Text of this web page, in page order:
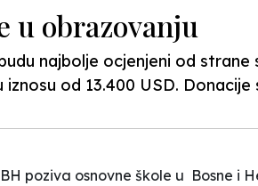
u obrazovanju
najbolje ocjenjeni od strane
od 13.400 USD.
poziva osnovne škole u Bosne i